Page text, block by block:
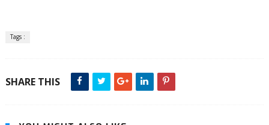
Tags :
SHARE THIS